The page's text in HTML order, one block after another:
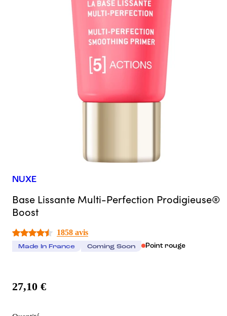
NUXE
Base Lissante Multi-Perfection Prodigieuse®
Boost
1858 avis
Made In France Coming Soon Point rouge
27,10 €